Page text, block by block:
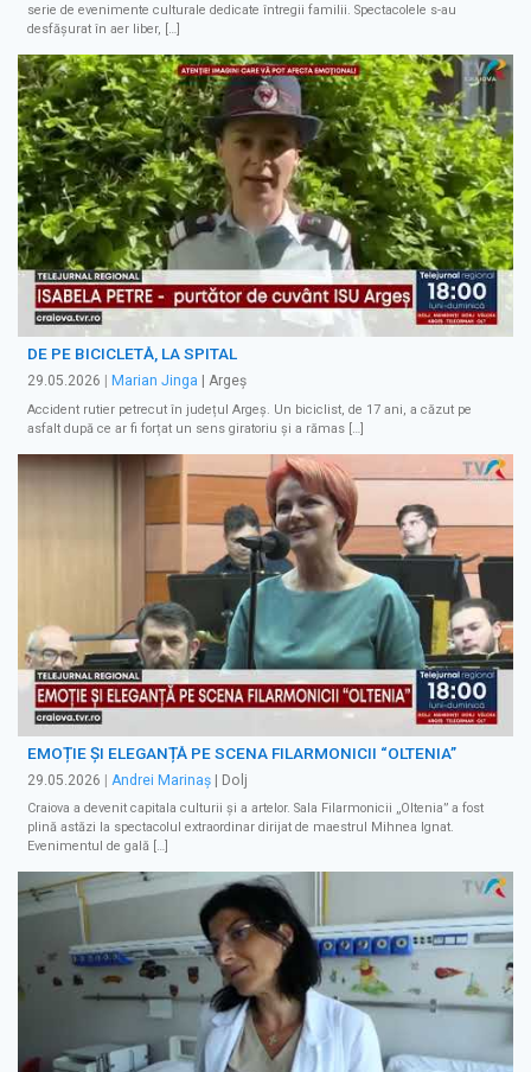
serie de evenimente culturale dedicate întregii familii. Spectacolele s-au
desfășurat în aer liber, […]
DE PE BICICLETĂ, LA SPITAL
29.05.2026 | Marian Jinga | Argeș
Accident rutier petrecut în județul Argeș. Un biciclist, de 17 ani, a căzut pe
asfalt după ce ar fi forțat un sens giratoriu și a rămas […]
EMOȚIE ȘI ELEGANȚĂ PE SCENA FILARMONICII “OLTENIA”
29.05.2026 | Andrei Marinaș | Dolj
Craiova a devenit capitala culturii și a artelor. Sala Filarmonicii „Oltenia” a fost
plină astăzi la spectacolul extraordinar dirijat de maestrul Mihnea Ignat.
Evenimentul de gală […]